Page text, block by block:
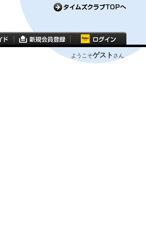
ようこそゲスト さん